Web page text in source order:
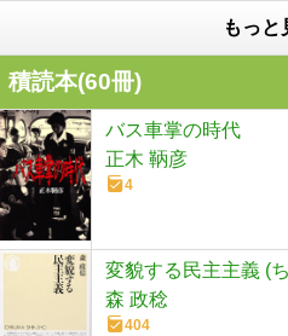
もっと
積読本(60冊)
バス車掌の時代
正木 鞆彦
4
変貌する民主主義 (
森 政稔
404